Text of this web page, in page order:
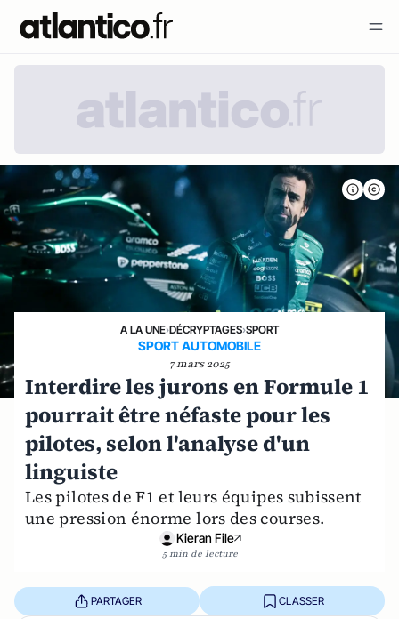
A LA UNE›DÉCRYPTAGES›SPORT
SPORT AUTOMOBILE
7 mars 2025
Interdire les jurons en Formule 1
pourrait être néfaste pour les
pilotes, selon l'analyse d'un
linguiste
Les pilotes de F1 et leurs équipes subissent
une pression énorme lors des courses.
Kieran File
5 min de lecture
PARTAGER CLASSER